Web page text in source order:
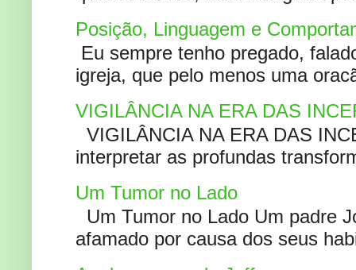
Posição, Linguagem e
Eu sempre tenho pregado,
igreja, que pelo menos uma
VIGILÂNCIA NA ERA DAS
VIGILÂNCIA NA ERA DAS
interpretar as profundas
Um Tumor no Lado
Um Tumor no Lado Um padre
afamado por causa dos seus